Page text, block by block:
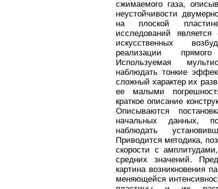
сжимаемого газа,
неустойчивости
на плоской
исследований
искусственных
реализации
Используемая
наблюдать тонкие
сложный характер их
ее малыми
краткое описание
Описываются
начальных данных,
наблюдать
Приводится методика,
скорости с
средних значений.
картина возникновения
меняющейся